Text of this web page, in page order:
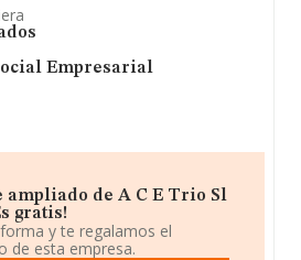
Empresarial
de A C E Trio Sl
gratis!
y te regalamos el
de esta empresa.